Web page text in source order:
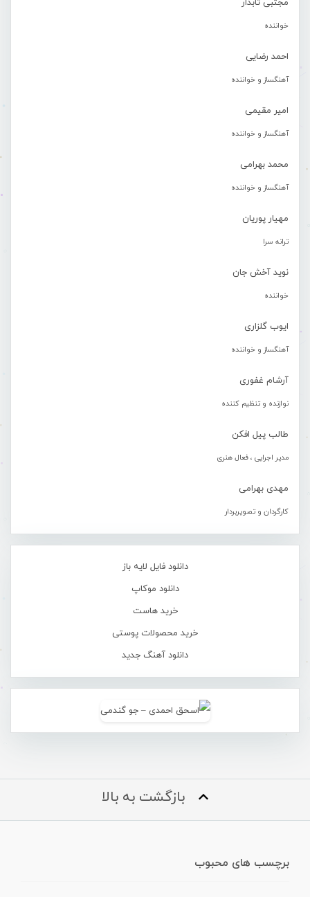
مجتبی تابدار
خواننده
احمد رضایی
آهنگساز و خواننده
امیر مقیمی
آهنگساز و خواننده
محمد بهرامی
آهنگساز و خواننده
مهیار پوریان
ترانه سرا
نوید آخش جان
خواننده
ایوب گلزاری
آهنگساز و خواننده
آرشام غفوری
نوازنده و تنظیم کننده
طالب پیل افکن
مدیر اجرایی ، فعال هنری
مهدی بهرامی
کارگردان و تصویربردار
دانلود فایل لایه باز
دانلود موکاپ
خرید هاست
خرید محصولات پوستی
دانلود آهنگ جدید
بازگشت به بالا
برچسب های محبوب